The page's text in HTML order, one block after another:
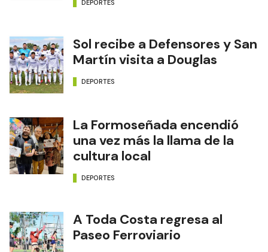
DEPORTES
Sol recibe a Defensores y San
Martín visita a Douglas
DEPORTES
La Formoseñada encendió
una vez más la llama de la
cultura local
DEPORTES
A Toda Costa regresa al
Paseo Ferroviario